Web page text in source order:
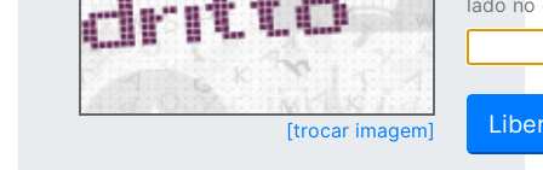
[trocar imagem]
lado no